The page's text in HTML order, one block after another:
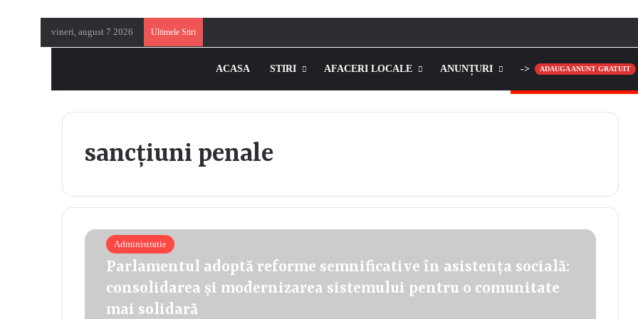
vineri, august 7 2026 Ultimele Stiri
ACASA STIRI AFACERI LOCALE ANUNȚURI -> ADAUGA ANUNT GRATUIT
sancțiuni penale
Administratie
Parlamentul adoptă reforme semnificative în asistența socială:
consolidarea și modernizarea sistemului pentru o comunitate
mai solidară